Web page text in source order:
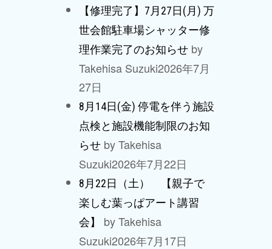
【修理完了】7月27日(月) 万
世会館駐車場シャッター修
理作業完了のお知らせ by
Takehisa Suzuki2026年7月
27日
8月14日(金) 停電を伴う施設
点検と施設機能制限のお知
らせ by Takehisa
Suzuki2026年7月22日
8月22日（土） 【親子で
楽しむ葉っぱアート講習
会】
by Takehisa
Suzuki2026年7月17日